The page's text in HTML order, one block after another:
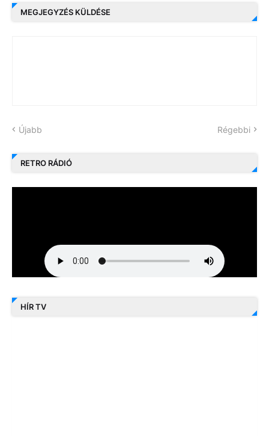
MEGJEGYZÉS KÜLDÉSE
Újabb Régebbi
RETRO RÁDIÓ
HÍR TV